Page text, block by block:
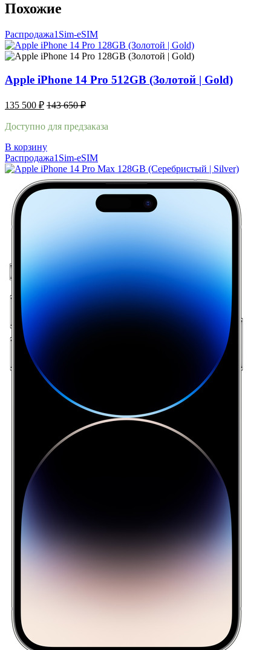
Похожие
Распродажа1Sim-eSIM
Apple iPhone 14 Pro 512GB (Золотой | Gold)
135 500 ₽ 143 650₽
Доступно для предзаказа
В корзину
Распродажа1Sim-eSIM